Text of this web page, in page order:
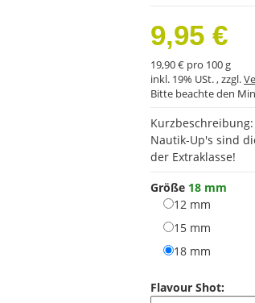
9,95 €
19,90 € pro 100 g
inkl. 19% USt. , zzgl.
Bitte beachte den
Kurzbeschreibung:
Nautik-Up's sind
der Extraklasse!
Größe 18 mm
12 mm
15 mm
18 mm
Flavour Shot: